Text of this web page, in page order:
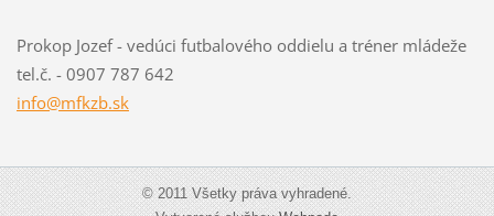
Prokop Jozef - vedúci futbalového oddielu a tréner mládeže
tel.č. - 0907 787 642
info@mfkzb.sk
© 2011 Všetky práva vyhradené.